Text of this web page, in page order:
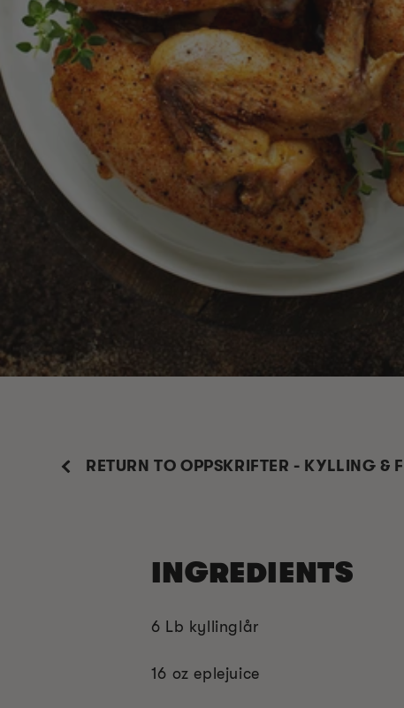
RETURN TO OPPSKRIFTER - KYLLING &
INGREDIENTS
6 Lb kyllinglår
16 oz eplejuice